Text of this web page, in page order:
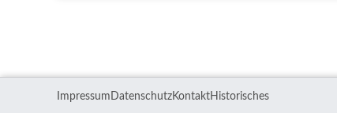
Impressum DatenschutzKontaktHistorisches